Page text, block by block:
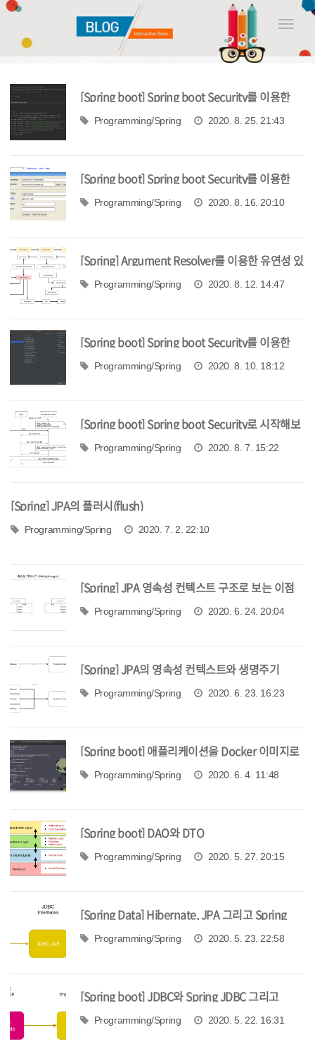
Toggle
[Spring boot] Spring boot Security를 이용한
OAuth2 인증 구현 3 - 국내 포털 인증
Programming/Spring 2020. 8. 25. 21:43
[Spring boot] Spring boot Security를 이용한
OAuth2 인증 구현 2 - User Entity 연동
Programming/Spring 2020. 8. 16. 20:10
[Spring] Argument Resolver를 이용한 유연성 있
는 파라미터 처리
Programming/Spring 2020. 8. 12. 14:47
[Spring boot] Spring boot Security를 이용한
OAuth2 인증 구현 1 - Google 계정 인증
Programming/Spring 2020. 8. 10. 18:12
[Spring boot] Spring boot Security로 시작해보
는 인증Programming/Spring 2020. 8. 7. 15:22
[Spring] JPA의 플러시(flush)
Programming/Spring 2020. 7. 2. 22:10
[Spring] JPA 영속성 컨텍스트 구조로 보는 이점
Programming/Spring 2020. 6. 24. 20:04
[Spring] JPA의 영속성 컨텍스트와 생명주기
Programming/Spring 2020. 6. 23. 16:23
[Spring boot] 애플리케이션을 Docker 이미지로
만들기 Old & New
Programming/Spring 2020. 6. 4. 11:48
[Spring boot] DAO와 DTO
Programming/Spring 2020. 5. 27. 20:15
[Spring Data] Hibernate, JPA 그리고 Spring
Data JPA
Programming/Spring 2020. 5. 23. 22:58
[Spring boot] JDBC와 Spring JDBC 그리고
MyBatisProgramming/Spring 2020. 5. 22. 16:31